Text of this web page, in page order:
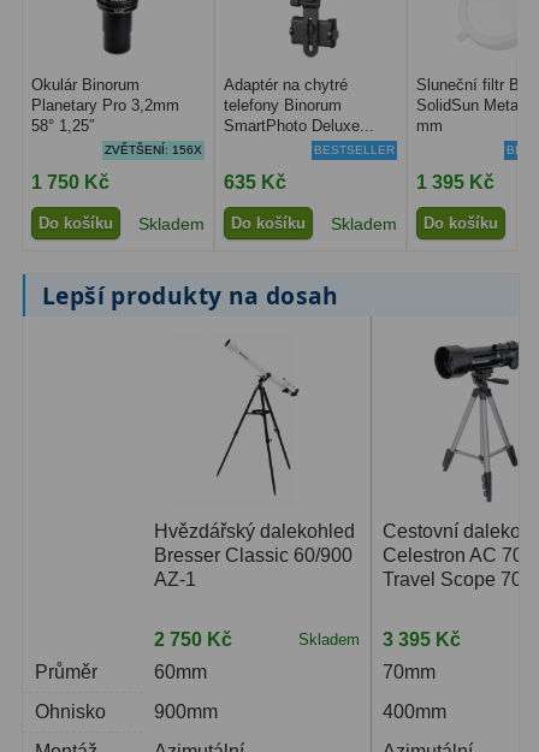
Okulár Binorum
Planetary Pro 3,2mm
58° 1,25″
ZVĚTŠENÍ: 156X
1 750 Kč
Do košíku Skladem
Adaptér na chytré
telefony Binorum
SmartPhoto Deluxe...
BESTSELLER
635 Kč
Do košíku Skladem
Sluneční filtr
SolidSun Metal
mm
1 395 Kč
Do košíku
Lepší produkty na dosah
Průměr
Ohnisko
Hvězdářský dalekohled
Bresser Classic 60/900
AZ-1
2 750 Kč Skladem
60mm
900mm
Cestovní
Celestron AC 70/
Travel Scope 70
3 395 Kč
70mm
400mm